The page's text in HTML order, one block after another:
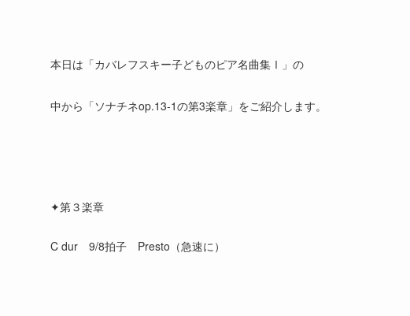
本日は「カバレフスキー子どものピア名曲集Ⅰ」の
中から「ソナチネop.13-1の第3楽章」をご紹介します。
✦第３楽章
C dur 9/8拍子 Presto（急速に）